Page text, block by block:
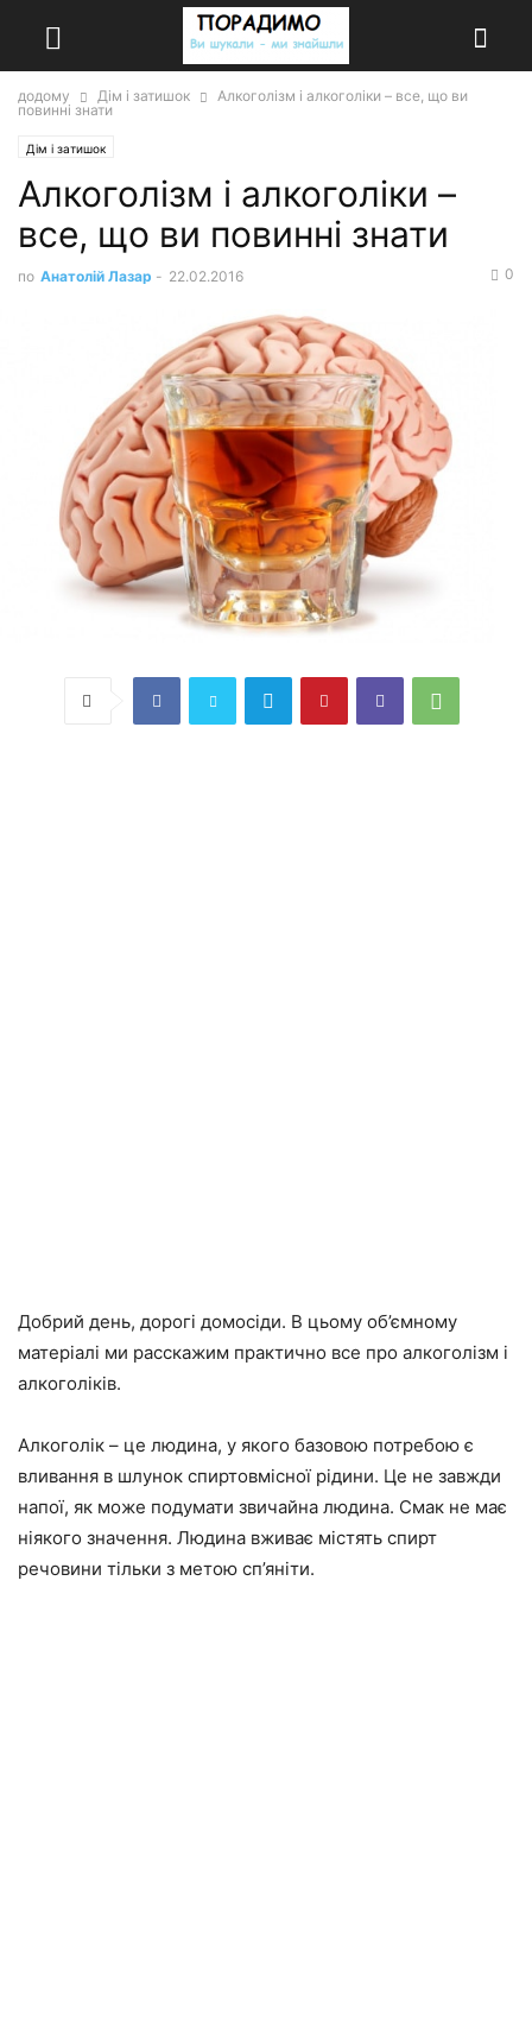
додому Дім і затишок
Алкоголізм і алкоголіки – все, що ви
повинні знати
Дім і затишок
Алкоголізм і алкоголіки –
все, що ви повинні знати
по Анатолій Лазар - 22.02.2016 0
Добрий день, дорогі домосіди. В цьому об’ємному
матеріалі ми расскажим практично все про алкоголізм і
алкоголіків.
Алкоголік – це людина, у якого базовою потребою є
вливання в шлунок спиртовмісної рідини. Це не завжди
напої, як може подумати звичайна людина. Смак не має
ніякого значення. Людина вживає містять спирт
речовини тільки з метою сп’яніти.